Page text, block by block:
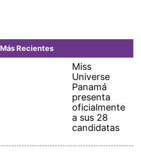
Más Recientes
Miss
Universe
Panamá
presenta
oficialmente
a sus 28
candidatas